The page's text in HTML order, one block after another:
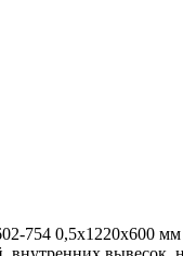
754 0,5х1220х600